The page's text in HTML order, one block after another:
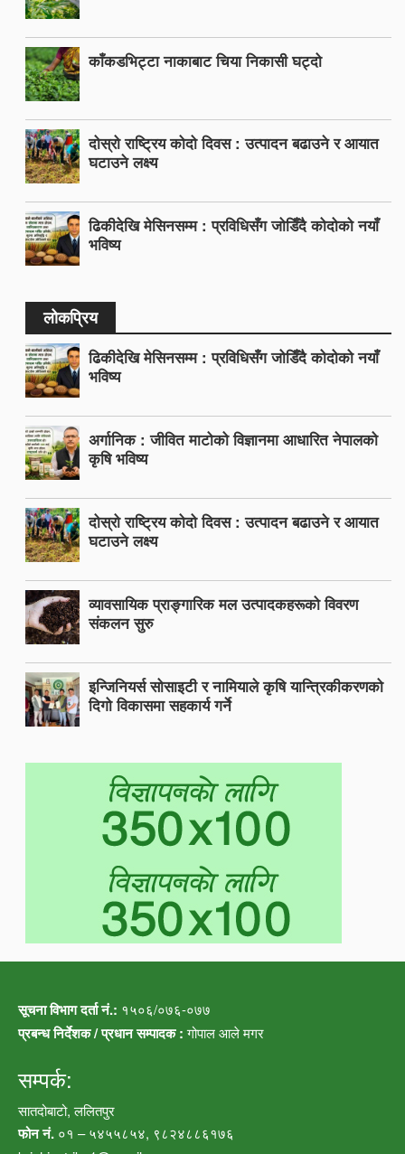
काँकडभिट्टा नाकाबाट चिया निकासी घट्दो
दोस्रो राष्ट्रिय कोदो दिवस : उत्पादन बढाउने र आयात
घटाउने लक्ष्य
ढिकीदेखि मेसिनसम्म : प्रविधिसँग जोडिँदै कोदोको नयाँ
भविष्य
लोकप्रिय
ढिकीदेखि मेसिनसम्म : प्रविधिसँग जोडिँदै कोदोको नयाँ
भविष्य
अर्गानिक : जीवित माटोको विज्ञानमा आधारित नेपालको
कृषि भविष्य
दोस्रो राष्ट्रिय कोदो दिवस : उत्पादन बढाउने र आयात
घटाउने लक्ष्य
व्यावसायिक प्राङ्गारिक मल उत्पादकहरूको विवरण
संकलन सुरु
इन्जिनियर्स सोसाइटी र नामियाले कृषि यान्त्रिकीकरणको
दिगो विकासमा सहकार्य गर्ने
सूचना विभाग दर्ता नं.: १५०६/०७६-०७७
प्रबन्ध निर्देशक / प्रधान सम्पादक :गोपाल आले मगर
सम्पर्क:
सातदोबाटो, ललितपुर
फोन नं. ०१ – ५४५५८५४, ९८२४८८६१७६